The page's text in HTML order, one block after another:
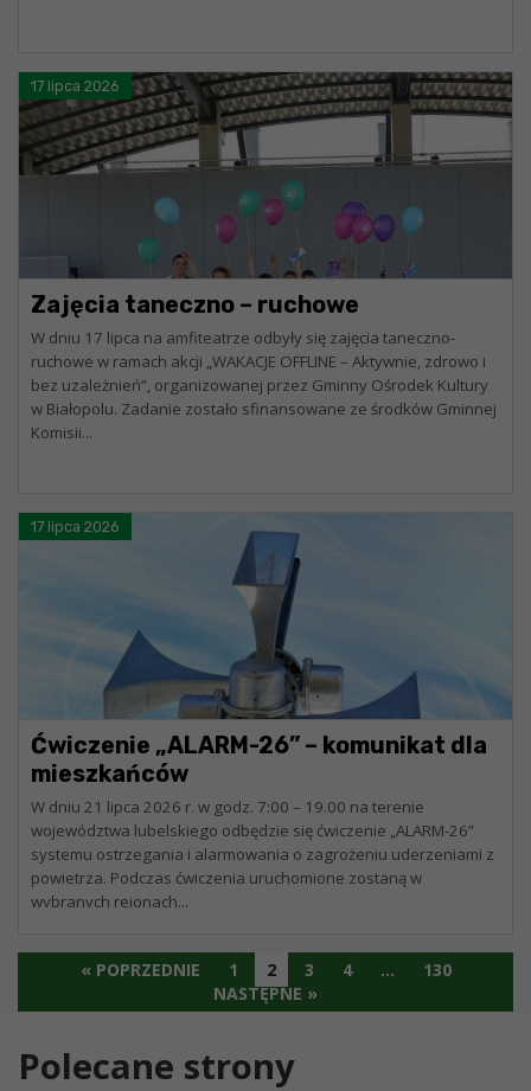
17 lipca 2026
Zajęcia taneczno – ruchowe
W dniu 17 lipca na amfiteatrze odbyły się zajęcia taneczno-
ruchowe w ramach akcji „WAKACJE OFFLINE – Aktywnie, zdrowo i
bez uzależnień”, organizowanej przez Gminny Ośrodek Kultury
w Białopolu. Zadanie zostało sfinansowane ze środków Gminnej
Komisji...
17 lipca 2026
Ćwiczenie „ALARM-26” – komunikat dla
mieszkańców
W dniu 21 lipca 2026 r. w godz. 7:00 – 19.00 na terenie
województwa lubelskiego odbędzie się ćwiczenie „ALARM-26”
systemu ostrzegania i alarmowania o zagrożeniu uderzeniami z
powietrza. Podczas ćwiczenia uruchomione zostaną w
wybranych rejonach...
« POPRZEDNIE 1 2 3 4 …
130
NASTĘPNE »
Polecane strony